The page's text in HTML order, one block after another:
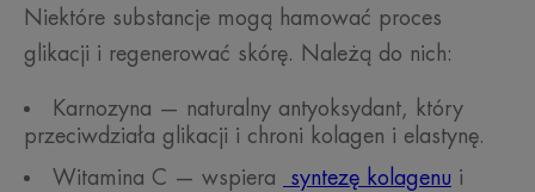
Niektóre substancje mogą hamować proces
glikacji i regenerować skórę. Należą do nich:
Karnozyna — naturalny antyoksydant, który
przeciwdziała glikacji i chroni kolagen i elastynę.
Witamina C — wspiera
syntezę kolagenu i